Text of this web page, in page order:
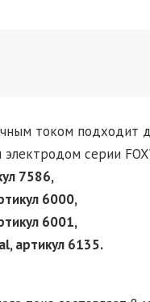
током подходит
серии
7586,
6000,
6001,
артикул 6135.